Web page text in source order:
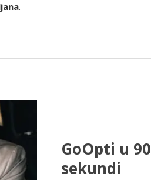
.
GoOpti u 90
sekundi